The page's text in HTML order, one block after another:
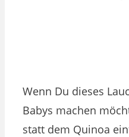
Wenn Du dieses
Babys machen
statt dem Quinoa